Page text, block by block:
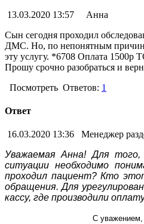
13.03.2020 13:57
Анна
Сын сегодня проходил
ДМС. Но, по непонятным
эту услугу. *6708 Оплата 1500р
Прошу срочно разобраться и
Посмотреть Ответов: 1
Ответ
16.03.2020 13:36
Менеджер
Уважаемая Анна! Для
ситуации необходимо
проходил пациент? Кто
обращения. Для
кассу, где производили
С уважением,